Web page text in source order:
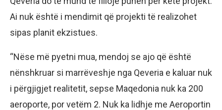
Ai nuk është i mendimit që projekti të realizohet
sipas planit ekzistues.
“Nëse më pyetni mua, mendoj se ajo që është
nënshkruar si marrëveshje nga Qeveria e kaluar nuk
i përgjigjet realitetit, sepse Maqedonia nuk ka 200
aeroporte, por vetëm 2. Nuk ka lidhje me Aeroportin